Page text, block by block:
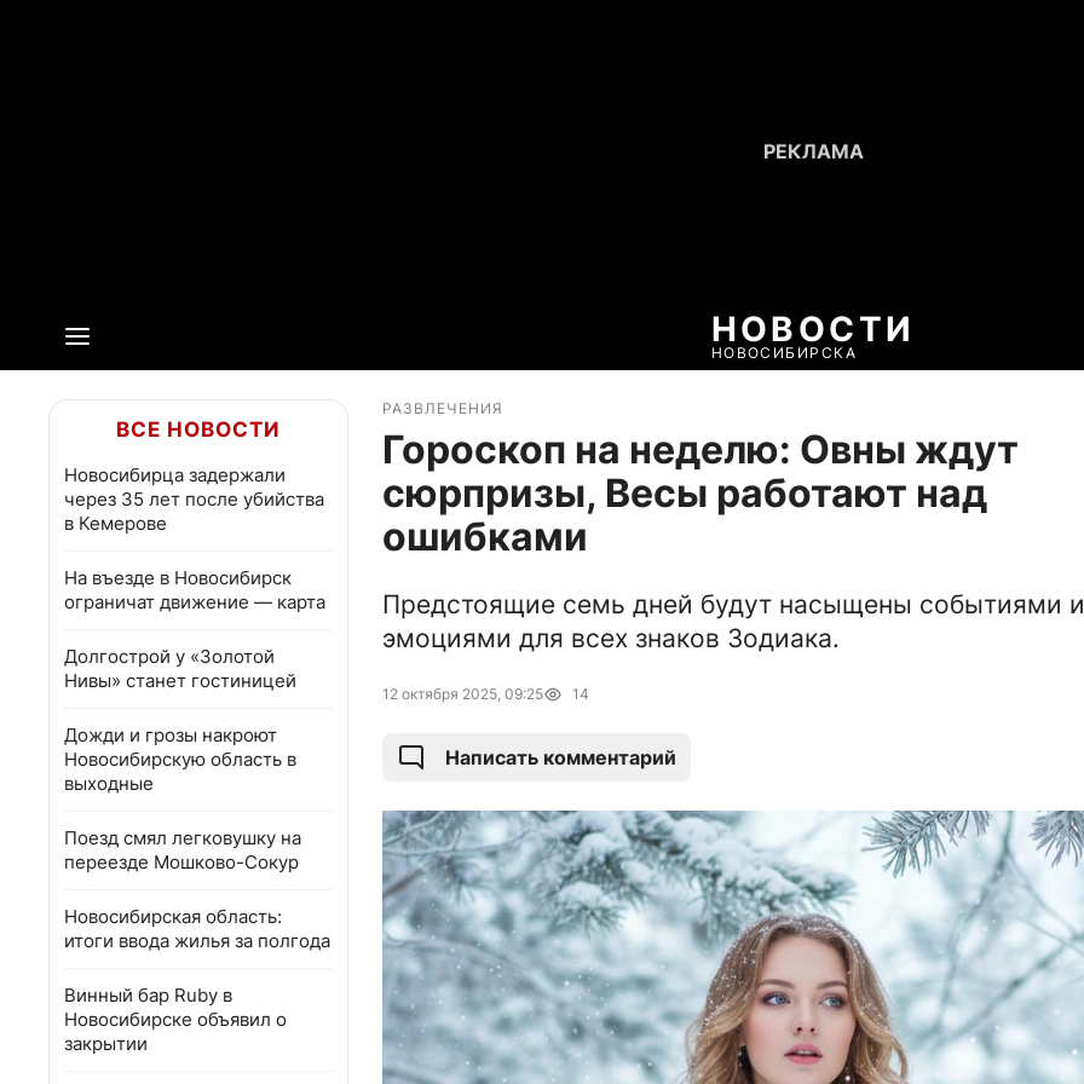
НОВОСТИ
НОВОСИБИРСКА
ВСЕ НОВОСТИ
Новосибирца задержали
через 35 лет после убийства
в Кемерове
На въезде в Новосибирск
ограничат движение — карта
Долгострой у «Золотой
Нивы» станет гостиницей
Дожди и грозы накроют
Новосибирскую область в
выходные
Поезд смял легковушку на
переезде Мошково-Сокур
Новосибирская область:
итоги ввода жилья за полгода
Винный бар Ruby в
Новосибирске объявил о
закрытии
РАЗВЛЕЧЕНИЯ
Гороскоп на неделю: Овны ждут
сюрпризы, Весы работают над
ошибками
Предстоящие семь дней будут насыщены событиями и
эмоциями для всех знаков Зодиака.
12 октября 2025, 09:25 14
Написать комментарий